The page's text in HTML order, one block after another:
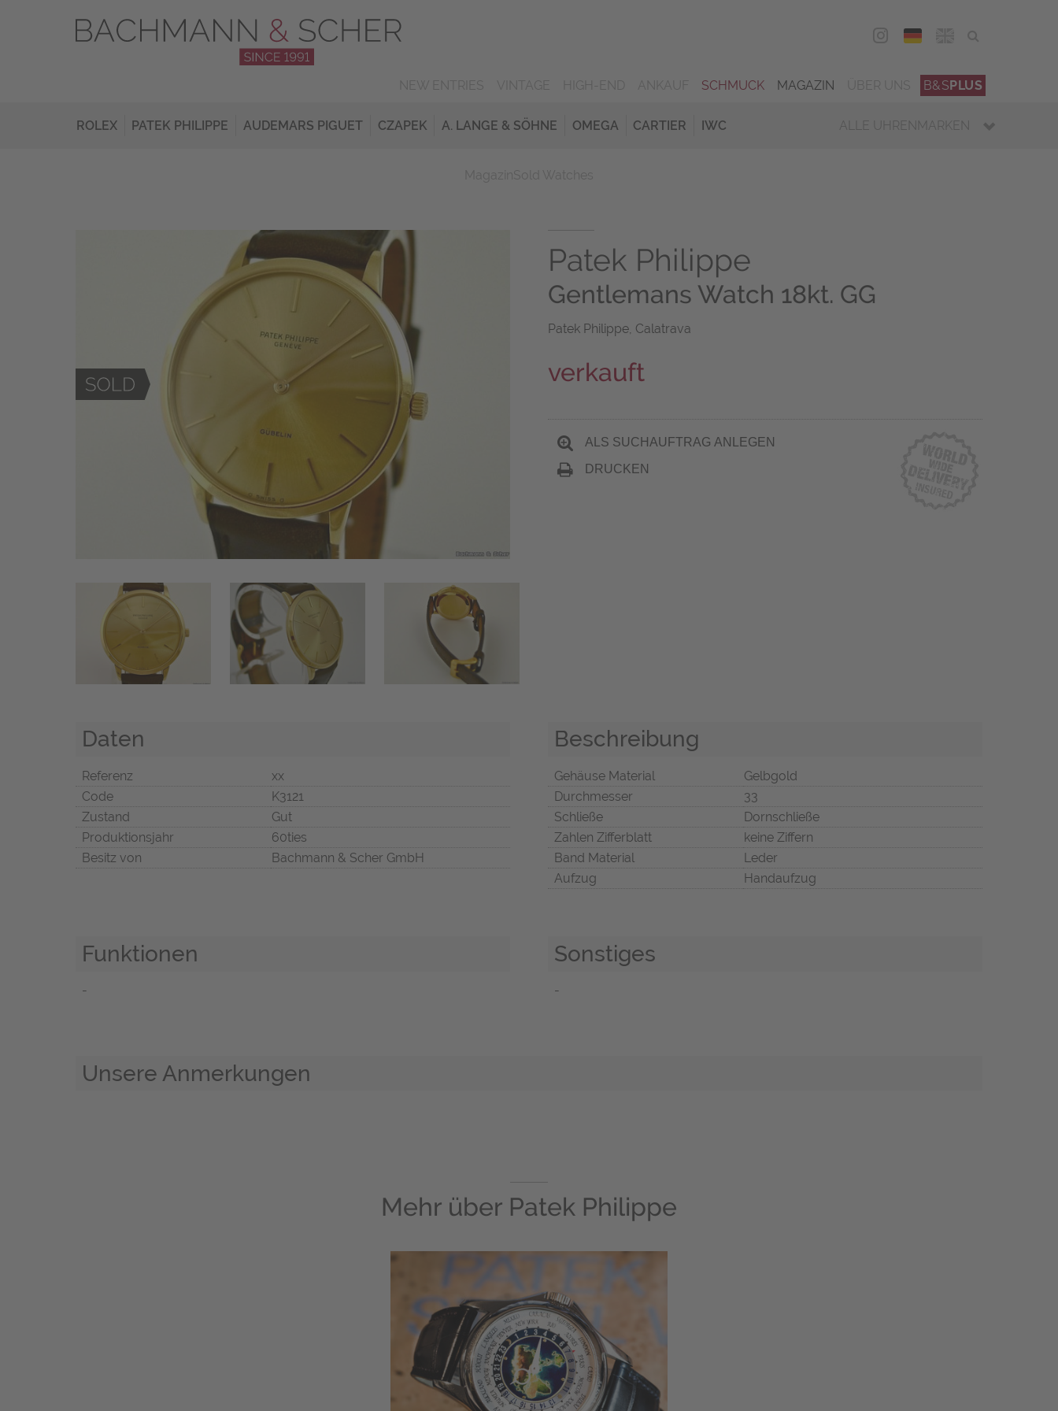
DEU
SCHMUCK MAGAZIN B&SPLUS
ROLEX PATEK PHILIPPE AUDEMARS PIGUET CZAPEK A. LANGE & SÖHNE OMEGA CARTIER IWC ALLE UHRENMARKEN
Patek Philippe
Gentlemans Watch 18kt. GG
Patek Philippe, Calatrava
verkauft
ALS SUCHAUFTRAG ANLEGEN
DRUCKEN
Daten
Referenz
xx
Code
K3121
Zustand
Gut
Produktionsjahr
60ties
Besitz von
Bachmann & Scher GmbH
Beschreibung
Gehäuse Material
Gelbgold
Durchmesser
33
Schließe
Dornschließe
Zahlen Zifferblatt
keine Ziffern
Band Material
Leder
Aufzug
Handaufzug
Funktionen
-
Sonstiges
-
Unsere Anmerkungen
Mehr über Patek Philippe